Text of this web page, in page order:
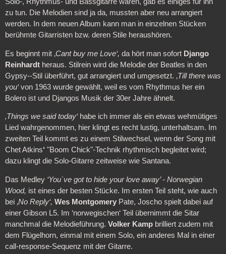
zu tun. Die Melodien sind ja da, mussten aber neu arrangiert
werden. In dem neuen Album kann man in einzelnen Stücken
berühmte Gitarristen bzw. deren Stile heraushören.
Es beginnt mit ‚Cant buy me Love‘, da hört man sofort Django
Reinhardtheraus. Stilrein wird die Melodie der Beatles in den
Gypsy--Stil überführt, gut arrangiert und umgesetzt. ‚Till there was
you‘von 1963 wurde gewählt, weil es vom Rhythmus her ein
Bolero ist und Djangos Musik der 30er Jahre ähnelt.
‚Things we said today‘ habe ich immer als ein etwas wehmütiges
Lied wahrgenommen, hier klingt es recht lustig, unterhaltsam. Im
zweiten Teil kommt es zu einem Stilwechsel, wenn der Song mit
Chet Atkins‘ "Boom Chick"-Technik rhythmisch begleitet wird;
dazu klingt die Solo-Gitarre zeitweise wie Santana.
Das Medley‘You´ve got to hide your love away’ - Norwegian
Wood, ist eines der besten Stücke. Im ersten Teil steht, wie auch
bei ‚No Reply‘, Wes MontgomeryPate, Joscho spielt dabei auf
einer Gibson L5. Im ‘norwegischen‘ Teil übernimmt die Sitar
manchmal die Melodieführung. Volker Kampbrilliert zudem mit
dem Flügelhorn, einmal mit einem Solo, ein anderes Mal in einer
call-response-Sequenz mit der Gitarre.